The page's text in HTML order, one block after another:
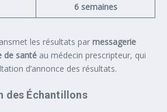
6 semaines
les résultats par messagerie
de santé au médecin prescripteur, qui
d’annonce des résultats.
des Échantillons